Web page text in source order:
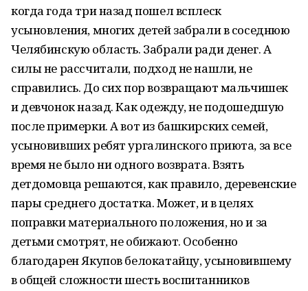
когда года три назад пошел всплеск
усыновления, многих детей забрали в соседнюю
Челябинскую область. Забрали ради денег. А
силы не рассчитали, подход не нашли, не
справились. До сих пор возвращают мальчишек
и девчонок назад. Как одежду, не подошедшую
после примерки. А вот из башкирских семей,
усыновивших ребят ургалинского приюта, за все
время не было ни одного возврата. Взять
детдомовца решаются, как правило, деревенские
пары среднего достатка. Может, и в целях
поправки материального положения, но и за
детьми смотрят, не обижают. Особенно
благодарен Якупов белокатайцу, усыновившему
в общей сложности шесть воспитанников